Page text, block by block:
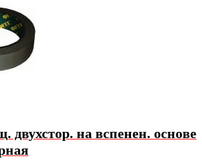
двухстор. на вспенен. основе